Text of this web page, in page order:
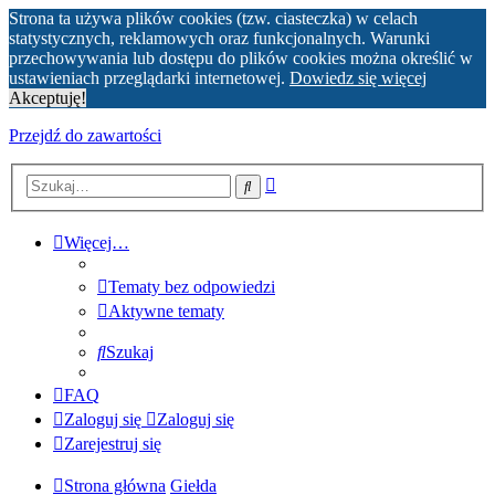
Strona ta używa plików cookies (tzw. ciasteczka) w celach
statystycznych, reklamowych oraz funkcjonalnych. Warunki
przechowywania lub dostępu do plików cookies można określić w
ustawieniach przeglądarki internetowej. Dowiedz się więcej
Akceptuję!
Przejdź do zawartości
Szukaj
Więcej…
Tematy bez odpowiedzi
Aktywne tematy
Szukaj
FAQ
Zaloguj się
Zaloguj się
Zarejestruj się
Strona główna Giełda